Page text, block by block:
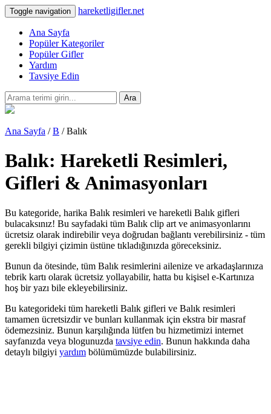
Toggle navigation hareketligifler.net
Ana Sayfa
Popüler Kategoriler
Popüler Gifler
Yardım
Tavsiye Edin
Ara
Ana Sayfa /B / Balık
Balık: Hareketli Resimleri,
Gifleri & Animasyonları
Bu kategoride, harika Balık resimleri ve hareketli Balık gifleri
bulacaksınız! Bu sayfadaki tüm Balık clip art ve animasyonlarını
ücretsiz olarak indirebilir veya doğrudan bağlantı verebilirsiniz - tüm
gerekli bilgiyi çizimin üstüne tıkladığınızda göreceksiniz.
Bunun da ötesinde, tüm Balık resimlerini ailenize ve arkadaşlarınıza
tebrik kartı olarak ücretsiz yollayabilir, hatta bu kişisel e-Kartınıza
hoş bir yazı bile ekleyebilirsiniz.
Bu kategorideki tüm hareketli Balık gifleri ve Balık resimleri
tamamen ücretsizdir ve bunları kullanmak için ekstra bir masraf
ödemezsiniz. Bunun karşılığında lütfen bu hizmetimizi internet
sayfanızda veya blogunuzda tavsiye edin. Bunun hakkında daha
detaylı bilgiyi yardım bölümümüzde bulabilirsiniz.